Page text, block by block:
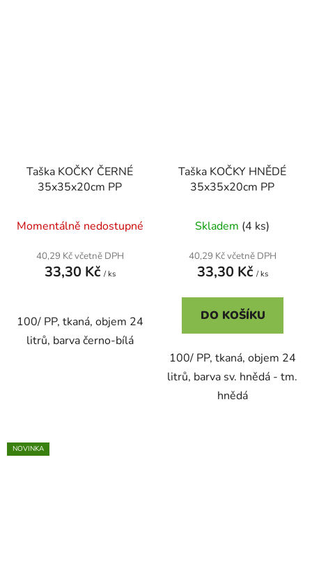
Taška KOČKY ČERNÉ
35x35x20cm PP
Momentálně nedostupné
40,29 Kč včetně DPH
33,30 Kč / ks
100/ PP, tkaná, objem 24
litrů, barva černo-bílá
Taška KOČKY HNĚDÉ
35x35x20cm PP
Skladem (4 ks)
40,29 Kč včetně DPH
33,30 Kč / ks
DO KOŠÍKU
100/ PP, tkaná, objem 24
litrů, barva sv. hnědá - tm.
hnědá
NOVINKA